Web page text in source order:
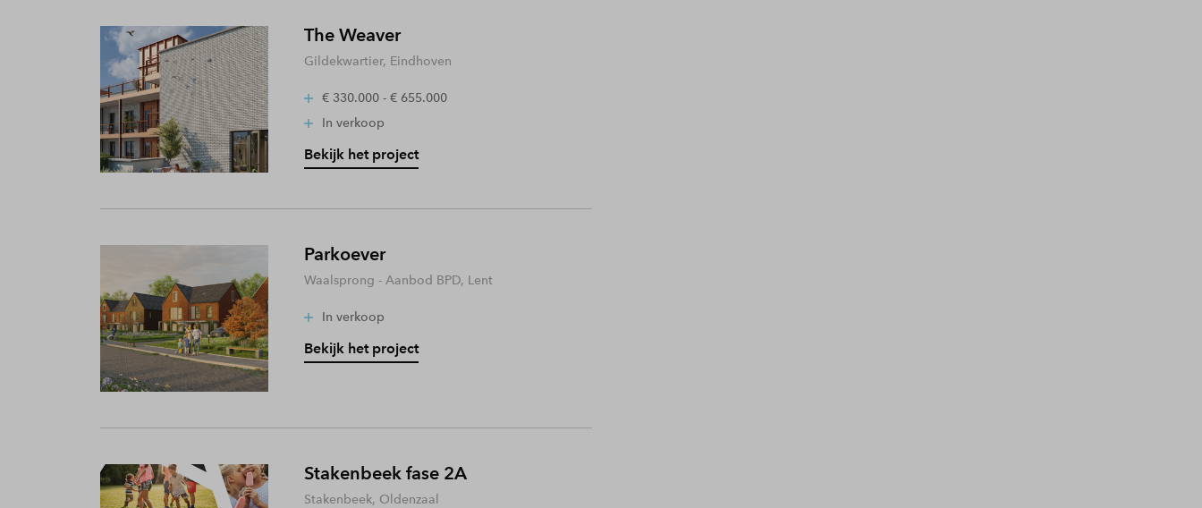
The Weaver
Gildekwartier, Eindhoven
€ 330.000 - € 655.000
In verkoop
Bekijk het project
Parkoever
Waalsprong - Aanbod BPD, Lent
In verkoop
Bekijk het project
Stakenbeek fase 2A
Stakenbeek, Oldenzaal